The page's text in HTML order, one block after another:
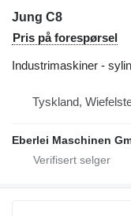
Jung C8
Pris på forespørsel
Industrimaskiner -
Tyskland,
Eberlei Maschinen